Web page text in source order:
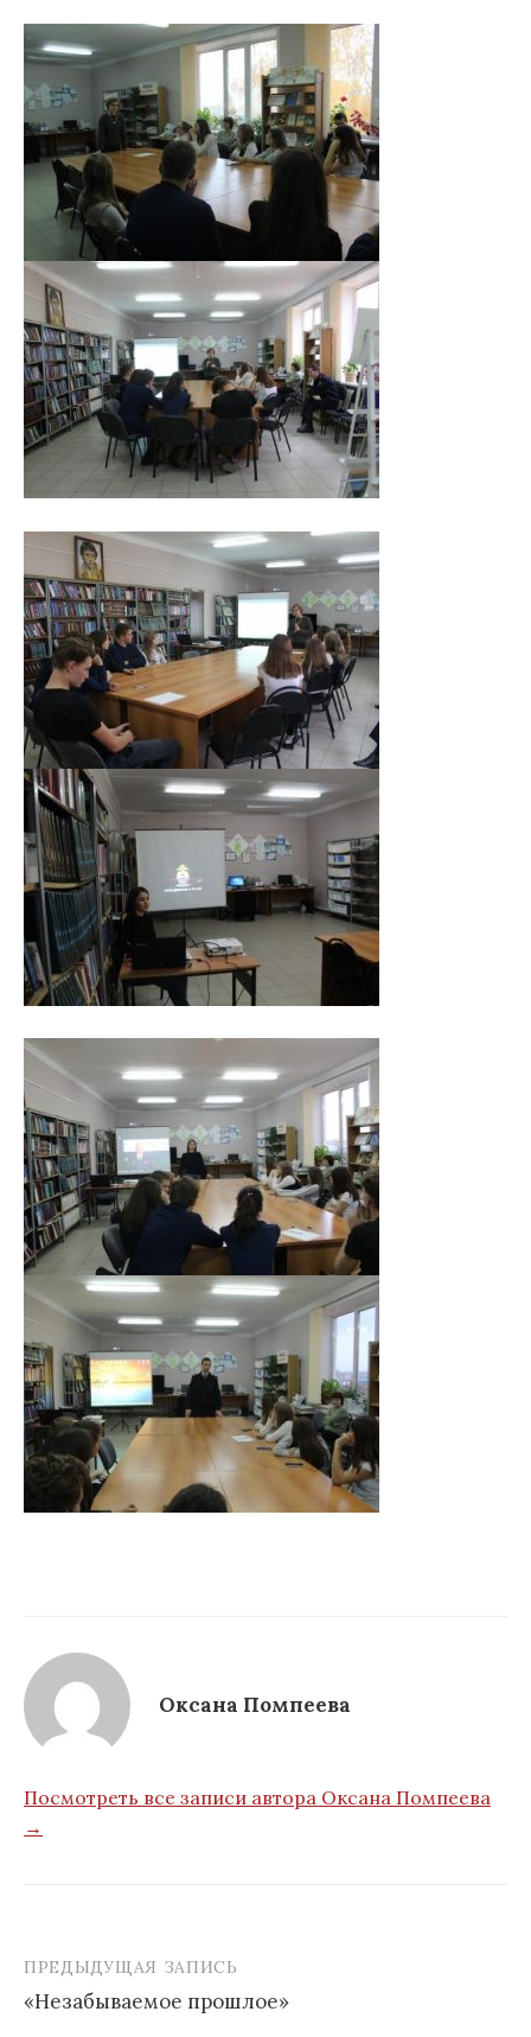
Оксана Помпеева
Посмотреть все записи автора Оксана Помпеева
→
Навигация
по
ПРЕДЫДУЩАЯ ЗАПИСЬ
«Незабываемое прошлое»